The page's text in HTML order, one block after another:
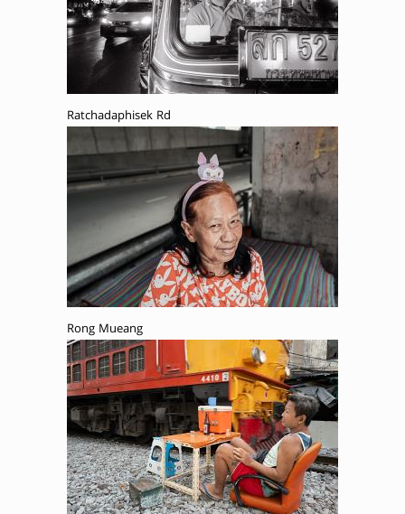
Ratchadaphisek Rd
Rong Mueang